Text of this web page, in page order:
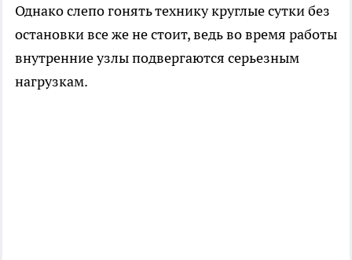
Однако слепо гонять технику круглые сутки без
остановки все же не стоит, ведь во время работы
внутренние узлы подвергаются серьезным
нагрузкам.